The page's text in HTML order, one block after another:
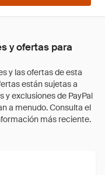
y ofertas para